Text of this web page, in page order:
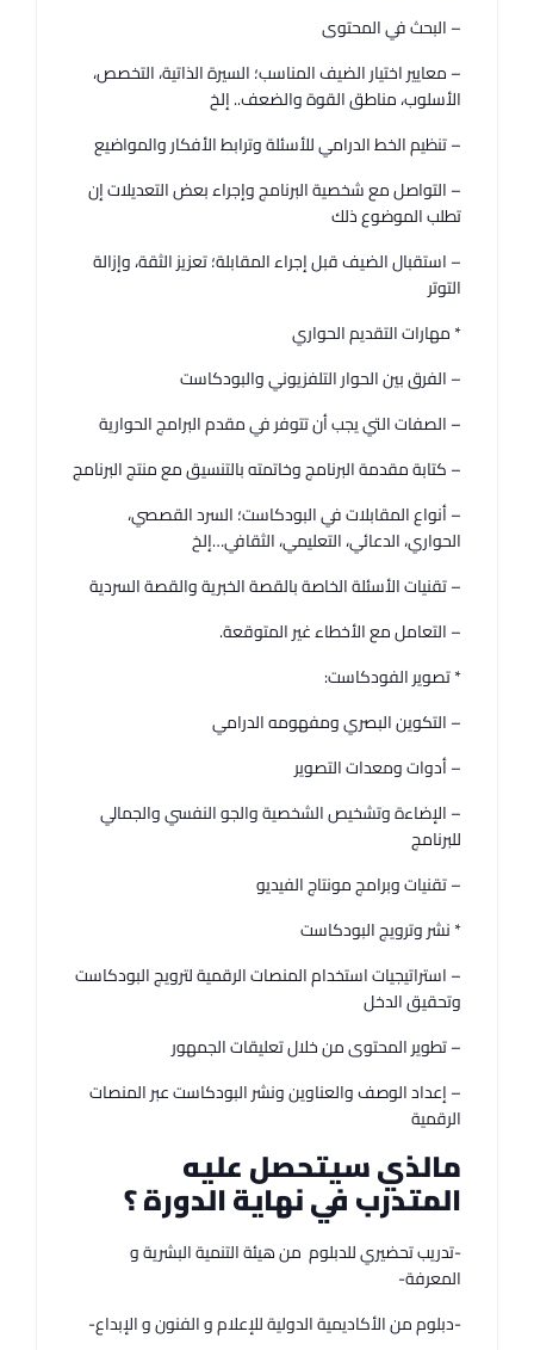
– البحث في المحتوى
– معايير اختيار الضيف المناسب؛ السيرة الذاتية، التخصص،
الأسلوب، مناطق القوة والضعف.. إلخ
– تنظيم الخط الدرامي للأسئلة وترابط الأفكار والمواضيع
– التواصل مع شخصية البرنامج وإجراء بعض التعديلات إن
تطلب الموضوع ذلك
– استقبال الضيف قبل إجراء المقابلة؛ تعزيز الثقة، وإزالة
التوتر
* مهارات التقديم الحواري
– الفرق بين الحوار التلفزيوني والبودكاست
– الصفات التي يجب أن تتوفر في مقدم البرامج الحوارية
– كتابة مقدمة البرنامج وخاتمته بالتنسيق مع منتج البرنامج
– أنواع المقابلات في البودكاست؛ السرد القصصي،
الحواري، الدعائي، التعليمي، الثقافي…إلخ
– تقنيات الأسئلة الخاصة بالقصة الخبرية والقصة السردية
– التعامل مع الأخطاء غير المتوقعة.
* تصوير الفودكاست:
– التكوين البصري ومفهومه الدرامي
– أدوات ومعدات التصوير
– الإضاءة وتشخيص الشخصية والجو النفسي والجمالي
للبرنامج
– تقنيات وبرامج مونتاج الفيديو
* نشر وترويج البودكاست
– استراتيجيات استخدام المنصات الرقمية لترويج البودكاست
وتحقيق الدخل
– تطوير المحتوى من خلال تعليقات الجمهور
– إعداد الوصف والعناوين ونشر البودكاست عبر المنصات
الرقمية
مالذي سيتحصل عليه
المتدرب في نهاية الدورة ؟
-تدريب تحضيري للدبلوم من هيئة التنمية البشرية و
المعرفة-
-دبلوم من الأكاديمية الدولية للإعلام و الفنون و الإبداع-